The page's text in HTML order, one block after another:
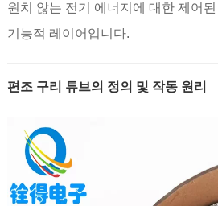
원치 않는 전기 에너지에 대한 제어
기능적 레이어입니다.
편조 구리 튜브의 정의 및 작동 원리